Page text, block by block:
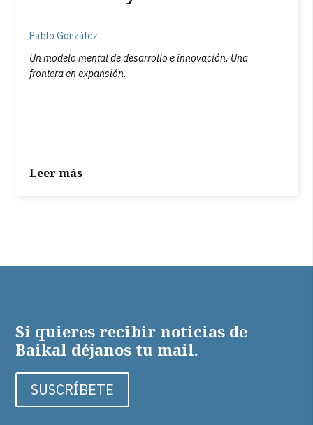
Pablo González
Un modelo mental de desarrollo e innovación. Una
frontera en expansión.
Leer más
Si quieres recibir noticias de
Baikal déjanos tu mail.
SUSCRÍBETE